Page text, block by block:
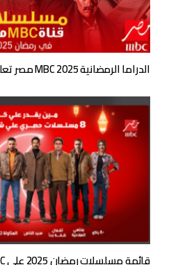
الدراما الرمضانية 2025 MBC مصر تعلن عن عودة “العتاولة”…